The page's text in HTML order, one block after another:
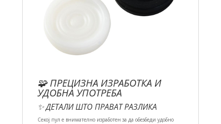
🧩 ПРЕЦИЗНА ИЗРАБОТКА И
УДОБНА УПОТРЕБА
✨ ДЕТАЛИ ШТО ПРАВАТ РАЗЛИКА
Секој пул е внимателно изработен за да обезбеди удобно